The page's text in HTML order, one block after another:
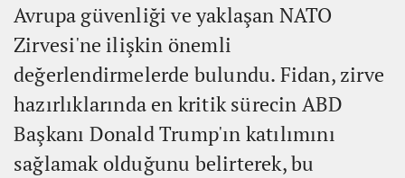
Avrupa güvenliği ve yaklaşan NATO
Zirvesi'ne ilişkin önemli
değerlendirmelerde bulundu. Fidan, zirve
hazırlıklarında en kritik sürecin ABD
Başkanı Donald Trump'ın katılımını
sağlamak olduğunu belirterek, bu